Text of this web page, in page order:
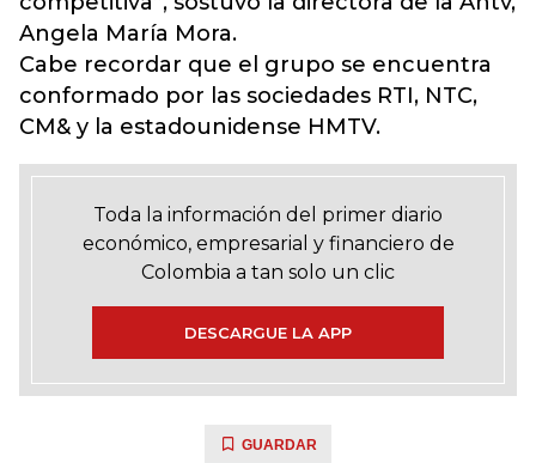
Angela María Mora.
Cabe recordar que el grupo se encuentra
conformado por las sociedades RTI, NTC,
CM& y la estadounidense HMTV.
Toda la información del primer diario
económico, empresarial y financiero de
Colombia a tan solo un clic
DESCARGUE LA APP
GUARDAR